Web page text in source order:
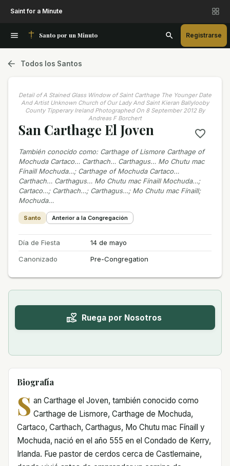
Saint for a Minute
Santo por un Minuto Registrarse
Todos los Santos
Detail of A Stained Glass Window of Saint Carthage The Younger Date
And Artist Unknown Church of Our Lady And Saint Kieran Ballylooby
County Tipperary Ireland Photographed On 8 September 2012 By
Andreas F Borchert
San Carthage El Joven
También conocido como: Carthage of Lismore Carthage of
Mochuda Cartaco… Carthach… Carthagus… Mo Chutu mac
Fínaill Mochuda…; Carthage of Mochuda Cartaco…
Carthach… Carthagus… Mo Chutu mac Fínaill Mochuda…;
Cartaco…; Carthach…; Carthagus…; Mo Chutu mac Fínaill;
Mochuda…
Santo Anterior a la Congregación
Día de Fiesta
14 de mayo
Canonizado
Pre-Congregation
Ruega por Nosotros
Biografía
S an Carthage el Joven, también conocido como
Carthage de Lismore, Carthage de Mochuda,
Cartaco, Carthach, Carthagus, Mo Chutu mac Fínaill y
Mochuda, nació en el año 555 en el Condado de Kerry,
Irlanda. Fue pastor de cerdos cerca de Castlemaine,